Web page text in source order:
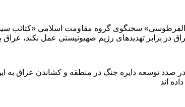
سخنگوی گروه مقاومت اسلامی «کتائب سید
در برابر تهدیدهای رژیم صهیونیستی عمل نکند،
صدد توسعه دایره جنگ در منطقه و کشاندن عراق به
اند